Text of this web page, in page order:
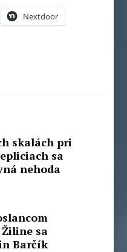
Nextdoor
skalách pri
sa
nehoda
sa
Barčík